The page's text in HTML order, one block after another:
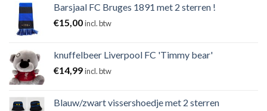
Barsjaal FC Bruges 1891 met 2 sterren !
€15,00incl. btw
knuffelbeer Liverpool FC 'Timmy bear'
€14,99incl. btw
Blauw/zwart vissershoedje met 2 sterren